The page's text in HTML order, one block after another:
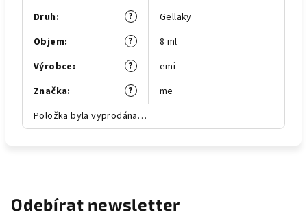
?
Druh:
Gellaky
?
Objem:
8 ml
?
Výrobce:
emi
?
Značka:
me
Položka byla vyprodána…
Odebírat newsletter